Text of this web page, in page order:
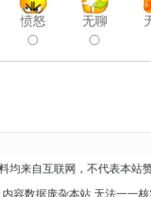
愤怒 无聊
均来自互联网，不代表本站
容数据庞杂本站 无法一一